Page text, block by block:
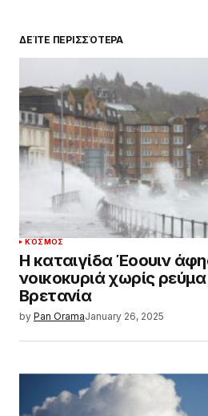
ΔΕΊΤΕ ΠΕΡΙΣΣΌΤΕΡΑ
ΚΌΣΜΟΣ
Η καταιγίδα Έοουιν
νοικοκυριά χωρίς
Βρετανία
by Pan OramaJanuary 26, 2025